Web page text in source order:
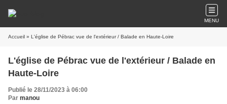
MENU
Accueil » L'église de Pébrac vue de l'extérieur / Balade en Haute-Loire
L'église de Pébrac vue de l'extérieur / Balade en
Haute-Loire
Publié le 28/11/2023 à 06:00
Par manou